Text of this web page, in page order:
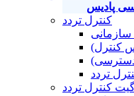
پادیس
کنترل تردد
سازمانی
کنترل)
دسترسی)
تردد
کنترل تردد